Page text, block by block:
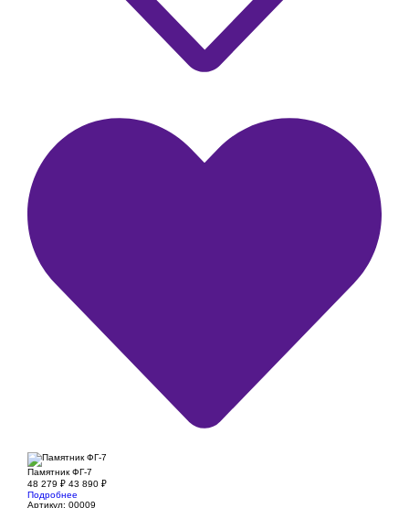
Памятник ФГ-7
48 279 ₽ 43 890 ₽
Подробнее
Артикул: 00009